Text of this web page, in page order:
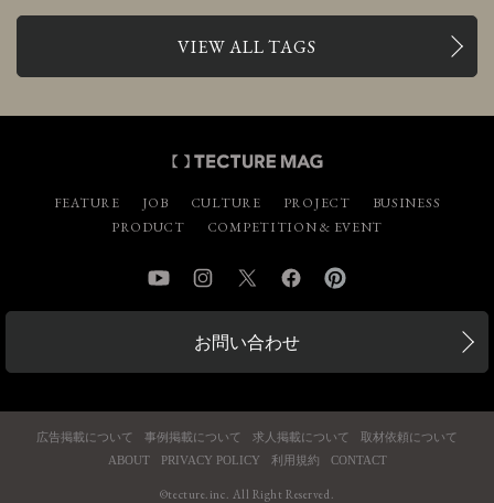
VIEW ALL TAGS
FEATURE JOB CULTURE PROJECT
BUSINESS
PRODUCT
COMPETITION & EVENT
YouTube InstagramTwitter Facebook
お問い合わせ
広告掲載について 事例掲載について 求人掲載について
取材依頼について
ABOUT
PRIVACY POLICY 利用規約 CONTACT
©tecture.inc. All Right Reserved.